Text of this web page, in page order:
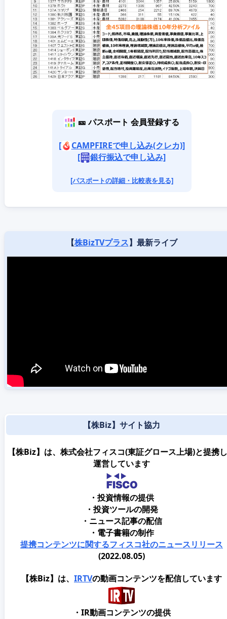
🎫 パスポート 会員登録する
[
CAMPFIREで申し込み(クレカ)]
[
銀行振込で申し込み]
[パスポートの詳細・比較表を見る]
【株BizTVプラス】最新ライブ
【株Biz】サイト協力
【株Biz】は、株式会社フィスコ(東証グロース上場)と提携
運営しています
・投資情報の提供
・投資ツールの開発
・ニュース記事の配信
・電子書籍の制作
提携コンテンツに関するフィスコ社のニュースリリース
(2022.08.05)
【株Biz】は、 IRTVの動画コンテンツを配信しています
・IR動画コンテンツの提供